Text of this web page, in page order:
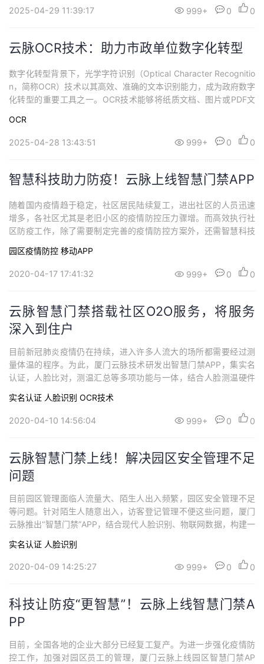
像、语音等多种模态信息。比如，在智能客服场景中，结合语音识
2025-04-29 11:39:17 999+ 0 0
云脉OCR技术：助力市政单位数字化转型
数字化转型背景下，光学字符识别（Optical Character Recognitio
n，简称OCR）技术以其高效、准确的文本识别能力，成为政府数字
化转型的重要工具之一。OCR技术能够将纸质文档、图片或PDF文
政府工作效率和服务质量。云脉技术作为一家OCR技术研发企业，
运用OCR技术不断帮助客户提升工作效率、提升数据准确性
OCR
2025-04-28 13:43:51 999+ 0 0
智慧科技助力防疫！云脉上线智慧门禁APP
随着国内疫情趋于稳定，社区居民陆续复工，进出社区的人员迅速
增多，各社区尤其是老旧小区的疫情防控压力骤增。而高效执行社
区防疫工作，除了需要制定完善的疫情防控方案外，还需智慧科技
人员身份，做好人员进出的信息登记？如何快速检测体温，避免人
员过度聚集？为破解这一防控难题，厦门云脉技术研发出智慧门禁A
园区疫情防控 移动APP
2020-04-17 17:41:32 999+ 0 0
云脉智慧门禁搭载社区O2O服务，将服务
深入到住户
目前新冠肺炎疫情仍在持续，进入许多人流大的场所都需要经过测
量体温的程序。为此，厦门云脉技术研发出智慧门禁APP，集实名
认证，人脸比对，测温汇总等多项功能与一体，结合人脸测温硬件
集成部署系统。同时，针对社区物业用户的使用，云脉智慧门禁app
还提供定制社区O2O服务，实现物业盈利、住户满意的双赢模式。
实名认证 人脸识别 OCR技术
2020-04-10 14:56:04 999+ 0 0
云脉智慧门禁上线！解决园区安全管理不足
问题
目前园区管理面临人流量大、陌生人出入频繁，园区安全管理不足
等问题。针对陌生人随意出入，访客登记管理不便这些问题，厦门
云脉推出“智慧门禁”APP，结合现代人脸识别、物联网数据，构建一
位之前，通常需要在门卫处进行登记。登记手续不外乎人脸、名
片、身份证，对于经常需要频繁拜访其他公司的业务人员而言，这
实名认证 人脸识别
2020-04-09 14:25:27 999+ 0 0
科技让防疫“更智慧”！云脉上线智慧门禁A
PP
目前，全国各地的企业大部分已经复工复产。为进一步强化疫情防
控工作，加强对园区员工的管理，厦门云脉上线园区智慧门禁AP